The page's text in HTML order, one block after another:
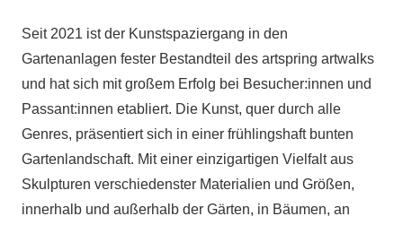
Seit 2021 ist der Kunstspaziergang in den
Gartenanlagen fester Bestandteil des artspring artwalks
und hat sich mit großem Erfolg bei Besucher:innen und
Passant:innen etabliert. Die Kunst, quer durch alle
Genres, präsentiert sich in einer frühlingshaft bunten
Gartenlandschaft. Mit einer einzigartigen Vielfalt aus
Skulpturen verschiedenster Materialien und Größen,
innerhalb und außerhalb der Gärten, in Bäumen, an